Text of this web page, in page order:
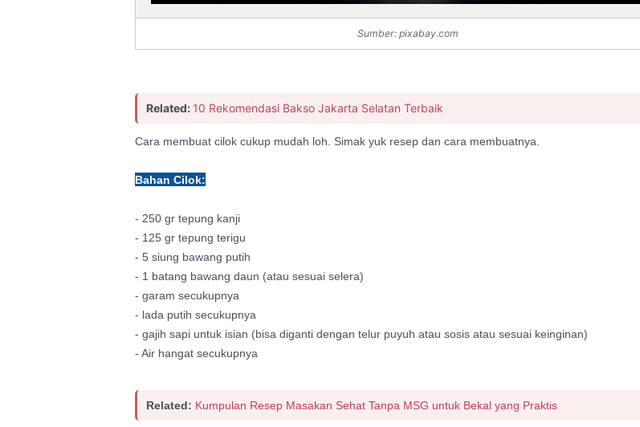
Sumber: pixabay.com
Related: 10 Rekomendasi Bakso Jakarta Selatan Terbaik
Cara membuat cilok cukup mudah loh. Simak yuk resep dan cara membuatnya.
Bahan Cilok:
- 250 gr tepung kanji
- 125 gr tepung terigu
- 5 siung bawang putih
- 1 batang bawang daun (atau sesuai selera)
- garam secukupnya
- lada putih secukupnya
- gajih sapi untuk isian (bisa diganti dengan telur puyuh atau sosis atau sesuai keinginan)
- Air hangat secukupnya
Related: Kumpulan Resep Masakan Sehat Tanpa MSG untuk Bekal yang Praktis